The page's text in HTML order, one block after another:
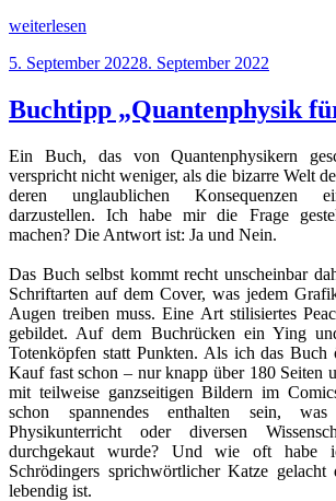
„Buchtipp:
Bucay
ich
erzähl
eine
Geschichte““
weiterlesen
Veröffentlicht
5. September 20228. September 2022
Buchtipp „Quantenphysik
Ein Buch, das von Quantenphysikern
verspricht nicht weniger, als die bizarre Welt
deren unglaublichen Konsequenzen
darzustellen. Ich habe mir die Frage
machen? Die Antwort ist: Ja und Nein.
Das Buch selbst kommt recht unscheinbar
Schriftarten auf dem Cover, was jedem
Augen treiben muss. Eine Art stilisiertes
gebildet. Auf dem Buchrücken ein Ying
Totenköpfen statt Punkten. Als ich das Buch
Kauf fast schon – nur knapp über 180 Seiten
mit teilweise ganzseitigen Bildern im
schon spannendes enthalten sein,
Physikunterricht oder diversen
durchgekaut wurde? Und wie oft habe
Schrödingers sprichwörtlicher Katze
lebendig ist.